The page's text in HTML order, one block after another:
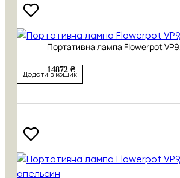
Портативна лампа Flowerpot
14872 ₴
Додати в кошик